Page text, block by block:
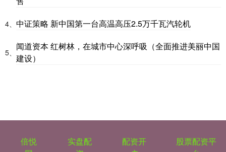
4、 中证策略 新中国第一台高温高压2.5万千瓦汽轮机
5、
闻道资本 红树林，在城市中心深呼吸（全面推进美丽中国
建设）
倍悦
实盘配
配资开
股票配资平